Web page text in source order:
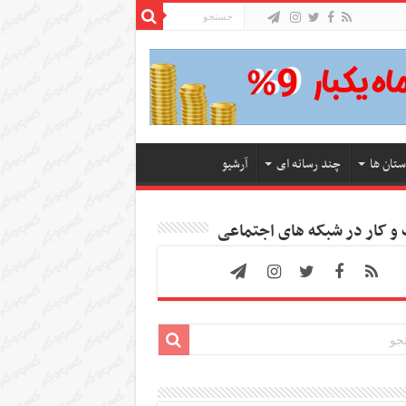
ها چند رسانه ای آرشیو
کار در شبکه های اجتماعی